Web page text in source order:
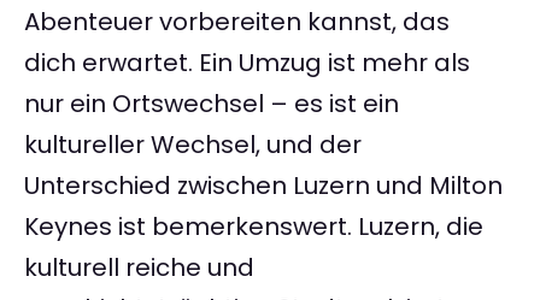
Abenteuer vorbereiten kannst, das
dich erwartet. Ein Umzug ist mehr als
nur ein Ortswechsel – es ist ein
kultureller Wechsel, und der
Unterschied zwischen Luzern und Milton
Keynes ist bemerkenswert. Luzern, die
kulturell reiche und